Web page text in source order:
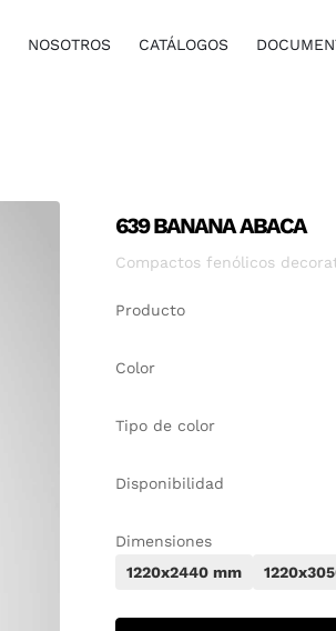
NOSOTROS CATÁLOGOS
639 BANANA ABACA
Compactos fenólicos
Producto
Color
Tipo de color
Disponibilidad
Dimensiones
1220x2440 mm